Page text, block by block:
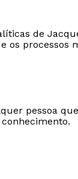
de
os processos
pessoa